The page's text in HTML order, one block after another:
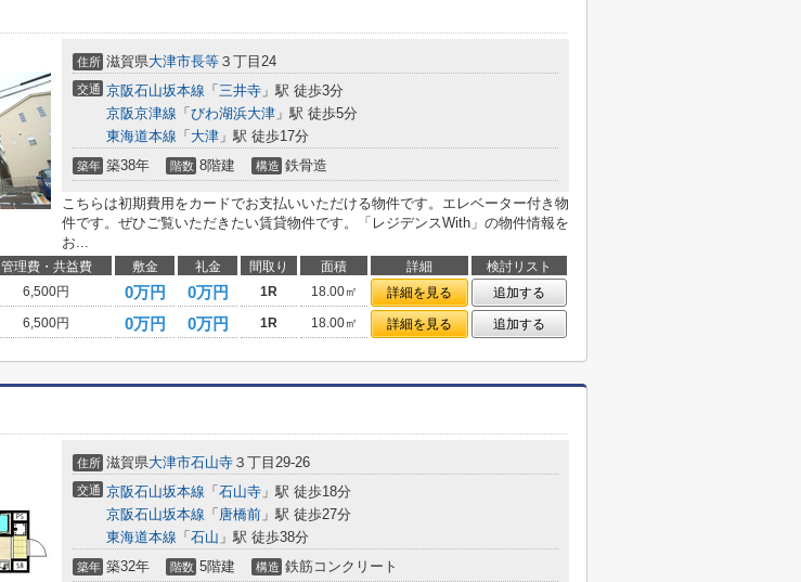
住所 滋賀県大津市長等 ３丁目24
交通 京阪石山坂本線 「 三井寺 」駅 徒歩3分
京阪京津線 「 びわ湖浜大津 」駅 徒歩5分
東海道本線 「 大津 」駅 徒歩17分
築年 築38年 階数 8階建 構造 鉄骨造
こちらは初期費用をカードでお支払いいただける物件です。エレベーター付き物
件です。ぜひご覧いただきたい賃貸物件です。「レジデンスWith」の物件情報を
お...
管理費・共益費 敷金 礼金 間取り 面積 詳細
検討リスト
6,500円 0万円 0万円 1R 18.00㎡ 詳細を見る
追加する
6,500円 0万円 0万円 1R 18.00㎡ 詳細を見る 追加する
住所 滋賀県大津市石山寺 ３丁目29-26
交通 京阪石山坂本線 「 石山寺 」駅 徒歩18分
京阪石山坂本線 「 唐橋前 」駅 徒歩27分
東海道本線 「 石山 」駅 徒歩38分
築年 築32年 階数 5階建 構造 鉄筋コンクリート